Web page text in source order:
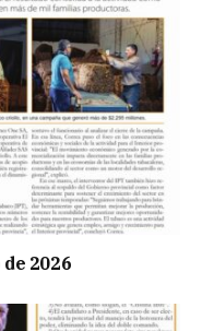
2026